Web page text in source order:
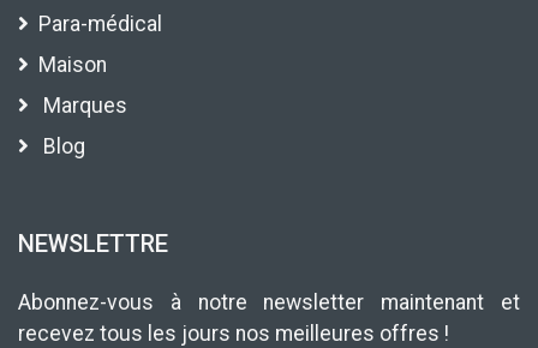
Para-médical
Maison
Marques
Blog
NEWSLETTRE
Abonnez-vous à notre newsletter maintenant et
recevez tous les jours nos meilleures offres !